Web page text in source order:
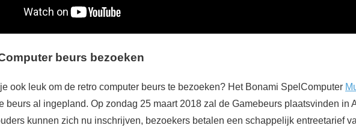
beurs bezoeken
ook leuk om de retro computer beurs te bezoeken? Het Bonami SpelComputer
beurs al ingepland. Op zondag 25 maart 2018 zal de Gamebeurs plaatsvinden in
kunnen zich nu inschrijven, bezoekers betalen een schappelijk entreetarief